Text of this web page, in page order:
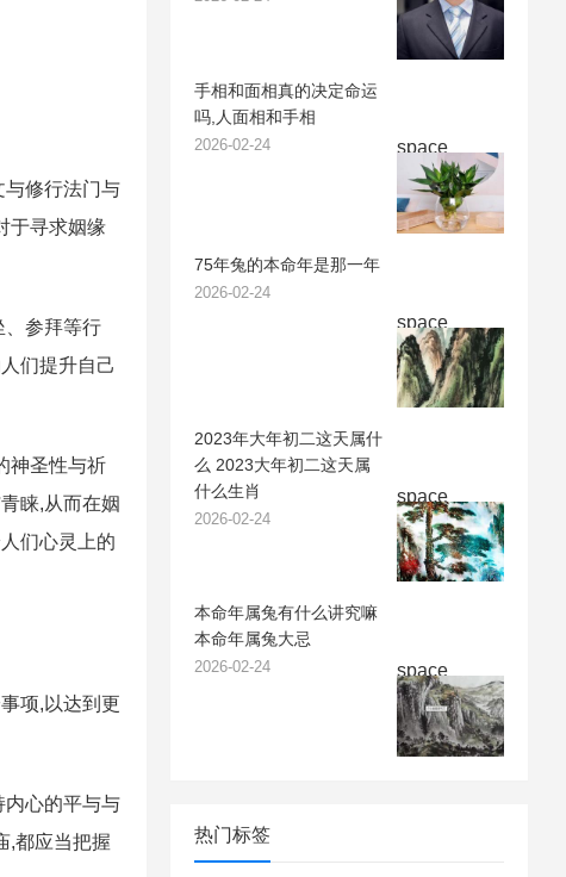
与修行法门与
于寻求姻缘
、参拜等行
们提升自己
神圣性与祈
睐,从而在姻
们心灵上的
项,以达到更
内心的平与与
,都应当把握
space
手相和面相真的决定命运
吗,人面相和手相
2026-02-24
space
75年兔的本命年是那一年
2026-02-24
space
2023年大年初二这天属什
么 2023大年初二这天属
什么生肖
2026-02-24
space
本命年属兔有什么讲究嘛
本命年属兔大忌
2026-02-24
热门标签